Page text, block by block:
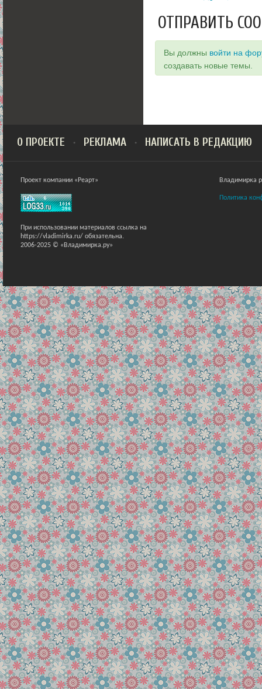
ОТПРАВИТЬ
Вы должны войти на
создавать новые темы.
О ПРОЕКТЕ РЕКЛАМА НАПИСАТЬ В РЕДАКЦИЮ
Проект компании «Реарт»
При использовании материалов ссылка на
https://vladimirka.ru/ обязательна.
2006-2025 © «Владимирка.ру»
Владимирка
Политика